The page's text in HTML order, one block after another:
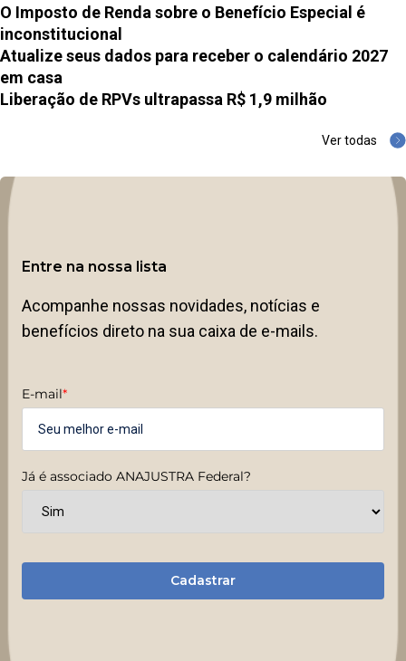
O Imposto de Renda sobre o Benefício Especial é
inconstitucional
Atualize seus dados para receber o calendário 2027
em casa
Liberação de RPVs ultrapassa R$ 1,9 milhão
Ver todas
Entre na nossa lista
Acompanhe nossas novidades, notícias e
benefícios direto na sua caixa de e-mails.
E-mail*
Já é associado ANAJUSTRA Federal?
Cadastrar